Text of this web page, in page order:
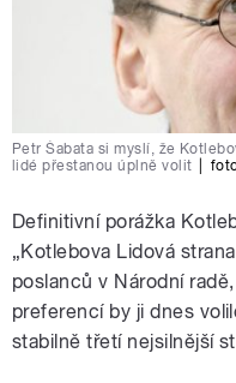
Petr Šabata si myslí, že
lidé přestanou úplně volit
Definitivní porážka
„Kotlebova Lidová
poslanců v Národní
preferencí by ji dnes
stabilně třetí nejsilnější